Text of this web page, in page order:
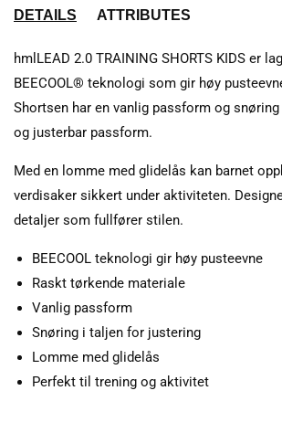
DETAILS ATTRIBUTES
hmlLEAD 2.0 TRAINING SHORTS KIDS er
BEECOOL® teknologi som gir høy
Shortsen har en vanlig passform og
og justerbar passform.
Med en lomme med glidelås kan barnet
verdisaker sikkert under aktiviteten.
detaljer som fullfører stilen.
BEECOOL teknologi gir høy pusteevne
Raskt tørkende materiale
Vanlig passform
Snøring i taljen for justering
Lomme med glidelås
Perfekt til trening og aktivitet